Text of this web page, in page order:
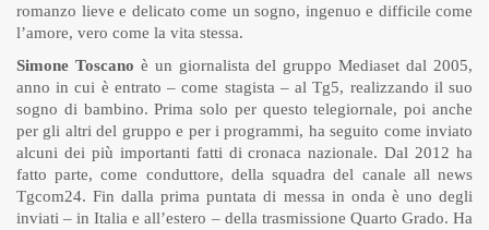
romanzo lieve e delicato come un sogno, ingenuo e difficile come
l’amore, vero come la vita stessa.
Simone Toscano è un giornalista del gruppo Mediaset dal 2005,
anno in cui è entrato – come stagista – al Tg5, realizzando il suo
sogno di bambino. Prima solo per questo telegiornale, poi anche
per gli altri del gruppo e per i programmi, ha seguito come inviato
alcuni dei più importanti fatti di cronaca nazionale. Dal 2012 ha
fatto parte, come conduttore, della squadra del canale all news
Tgcom24. Fin dalla prima puntata di messa in onda è uno degli
inviati – in Italia e all’estero – della trasmissione Quarto Grado. Ha